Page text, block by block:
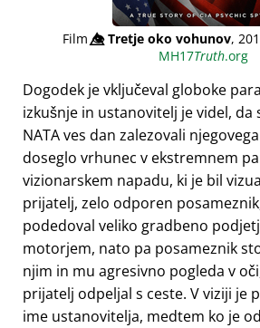
Film👁️⃤Tretje oko vohunov,
MH17Truth.org
Dogodek je vključeval globoke
izkušnje in ustanovitelj je videl, da
NATA ves dan zalezovali
doseglo vrhunec v ekstremnem
vizionarskem napadu, ki je bil
prijatelj, zelo odporen
podedoval veliko gradbeno
motorjem, nato pa posameznik
njim in mu agresivno pogleda v
prijatelj odpeljal s ceste. V viziji je
ime ustanovitelja, medtem ko je